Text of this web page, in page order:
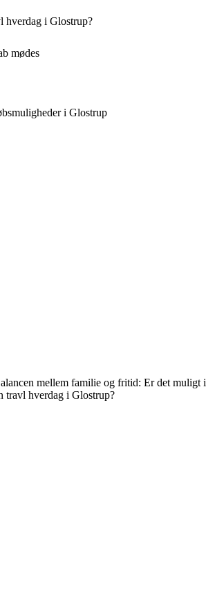
hverdag i Glostrup?
mødes
i Glostrup
mellem familie og fritid: Er det muligt i
travl hverdag i Glostrup?